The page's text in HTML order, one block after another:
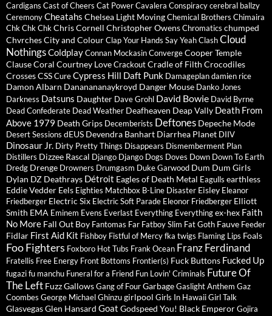
Cardigans Cast of Cheers Cat PowerCavalera Conspiracycerebral ballzy
CeremonyCheatahs Chelsea Light MovingChemical Brothers Chimaira
Chk Chk ChkChris Cornell Christopher OwensChromatics chumped
ChvrchesCity and ColourClap Your Hands Say YeahClashCloud
NothingsColdplayConnan MockasinConvergeCooper Temple
ClauseCoral Courtney LoveCrackoutCradle of Filth Crocodiles
CrossesCSSCureCypress Hill Daft Punk Damageplandamien rice
Damon Albarn Dananananaykroyd Danger Mouse Danko Jones
Darkness Datsuns Daughter Dave Grohl David Bowie David Byrne
Dead Confederate Dead Weather Deafheaven Deap Vally Death From
Above 1979 Death Grips Decemberists Deftones Depeche Mode
Desert Sessions dEUS Devendra Banhart Diarrhea Planet DIIV
Dinosaur Jr. Dirty Pretty Things Disappears Dismemberment Plan
Distillers Dizzee Rascal Django Django Dogs Doves Down Down To Earth
Dredg Drenge Drowners Drumgasm Duke Garwood Dum Dum Girls
Dylan DZ Deathrays Détroit Eagles of Death Metal Eagulls earthless
Eddie Vedder Eels Eighties Matchbox B-Line Disaster Eisley Eleanor
Friedberger Electric Six Electric Soft Parade Eleonor Friedberger Elliott
Smith EMA Eminem Evens Everlast Everything Everythingex-hex Faith
No More Fall Out Boy Fantomas Far Fatboy Slim Fat Goth Fauve Feeder
Fidlar First Aid Kit Fishboy Fistful of Mercyfka twigs Flaming Lips Foals
Foo Fighters Foxboro Hot Tubs Frank Ocean Franz Ferdinand
Fratellis Free Energy Front Bottoms Frontier(s) Fuck Buttons Fucked Up
fugazifu manchu Funeral for a Friend Fun Lovin' Criminals Future Of
The Left FuzzGallowsGang of FourGarbageGaslight Anthem Gaz
Coombes George MichaelGhinzugirlpool Girls In HawaiiGirl Talk
GlasvegasGlen Hansard Goat Godspeed You! Black EmperorGojira